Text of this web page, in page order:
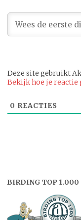
Deze site gebruikt
Bekijk hoe je reactie
0 REACTIES
BIRDING TOP 1.000